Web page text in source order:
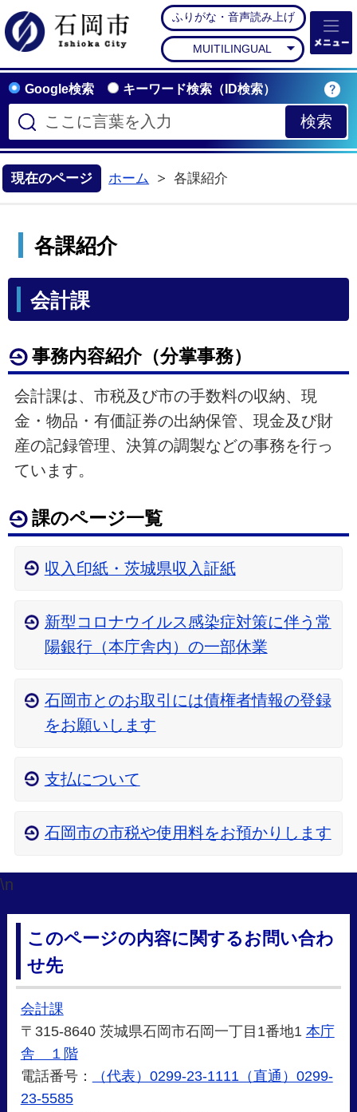
石岡市公式ホームペー
ふりがな・音声読み上げ
MUITILINGUAL
Google検索 キーワード検索（ID検索）
現在のページ ホーム 各課紹介
各課紹介
会計課
事務内容紹介（分掌事務）
会計課は、市税及び市の手数料の収納、現
金・物品・有価証券の出納保管、現金及び財
産の記録管理、決算の調製などの事務を行っ
ています。
課のページ一覧
収入印紙・茨城県収入証紙
新型コロナウイルス感染症対策に伴う常
陽銀行（本庁舎内）の一部休業
石岡市とのお取引には債権者情報の登録
をお願いします
支払について
石岡市の市税や使用料をお預かりします
\n
このページの内容に関するお問い合わ
せ先
会計課
〒315-8640 茨城県石岡市石岡一丁目1番地1 本庁
舎 １階
電話番号：
（代表）0299-23-1111（直通）0299-
23-5585